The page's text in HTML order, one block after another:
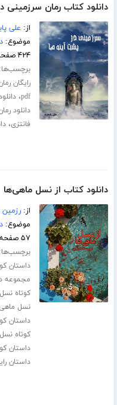
دانلود کتاب رمان سرزمینی
از: علی
موضوع:
۴۲۴ صفحه
رایگان
pdf،
دانلود
فانتزی،
دانلود کتاب از نسل ماهی‌ها
از:
موضوع:
۵۷ صفحه
داستان
مجموعه
کوتاه
نسل
داستان
کوتاه
داستان
داستان